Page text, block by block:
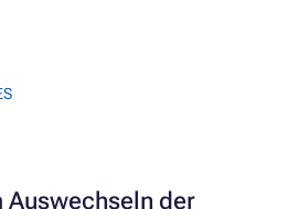
Auswechseln der